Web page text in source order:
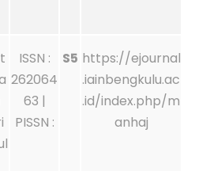
ISSN :
262064
63 |
PISSN :
S5 https://ejournal
.iainbengkulu.ac
.id/index.php/m
anhaj